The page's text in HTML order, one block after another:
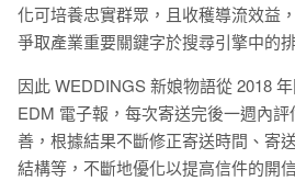
化可培養忠實群眾，且收穫導流效益
爭取產業重要關鍵字於搜尋引擎中的
因此 WEDDINGS 新娘物語從 2018
EDM 電子報，每次寄送完後一週內
善，根據結果不斷修正寄送時間、寄
結構等，不斷地優化以提高信件的開